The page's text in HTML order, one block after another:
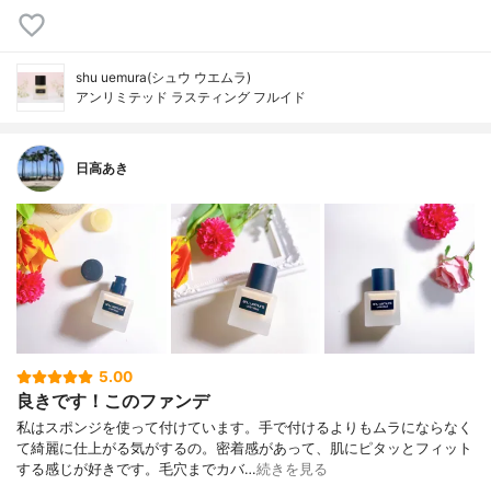
shu uemura(シュウ ウエムラ)
アンリミテッド ラスティング フルイド
日高あき
5.00
良きです！このファンデ
私はスポンジを使って付けています。手で付けるよりもムラにならなく
て綺麗に仕上がる気がするの。密着感があって、肌にピタッとフィット
する感じが好きです。毛穴までカバ…続きを見る